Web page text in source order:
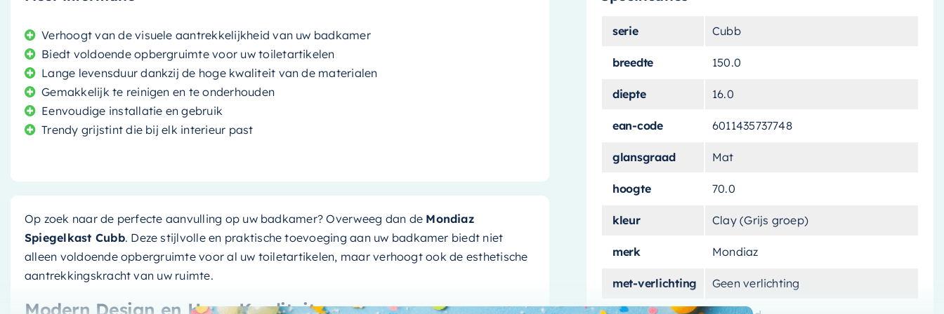
Verhoogt van de visuele aantrekkelijkheid van uw badkamer
Biedt voldoende opbergruimte voor uw toiletartikelen
Lange levensduur dankzij de hoge kwaliteit van de materialen
Gemakkelijk te reinigen en te onderhouden
Eenvoudige installatie en gebruik
Trendy grijstint die bij elk interieur past
Op zoek naar de perfecte aanvulling op uw badkamer? Overweeg dan de Mondiaz
Spiegelkast Cubb. Deze stijlvolle en praktische toevoeging aan uw badkamer biedt niet
alleen voldoende opbergruimte voor al uw toiletartikelen, maar verhoogt ook de esthetische
aantrekkingskracht van uw ruimte.
Modern Design en Hoge Kwaliteit
serie Cubb
breedte 150.0
diepte 16.0
ean-code 6011435737748
glansgraad Mat
hoogte 70.0
kleur Clay (Grijs groep)
merk Mondiaz
met-verlichting Geen verlichting